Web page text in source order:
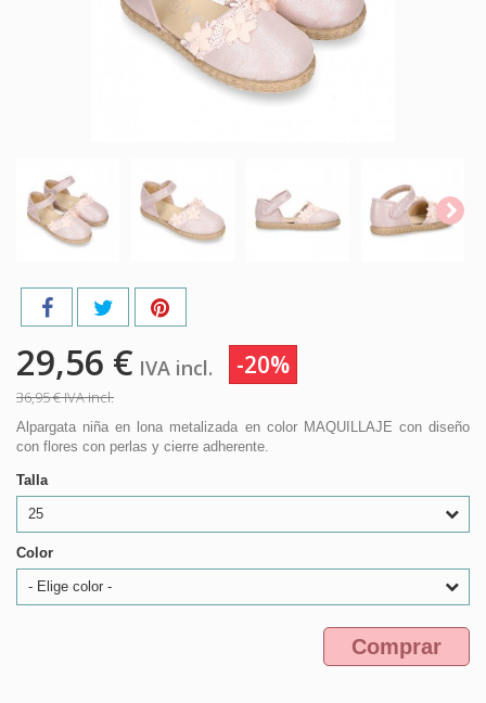
29,56 € IVA incl. -20%
36,95 €IVA incl.
Alpargata niña en lona metalizada en color MAQUILLAJE con diseño
con flores con perlas y cierre adherente.
Talla
25
Color
- Elige color -
Comprar